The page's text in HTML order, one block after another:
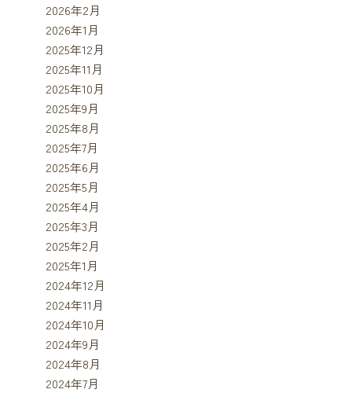
2026年2月
2026年1月
2025年12月
2025年11月
2025年10月
2025年9月
2025年8月
2025年7月
2025年6月
2025年5月
2025年4月
2025年3月
2025年2月
2025年1月
2024年12月
2024年11月
2024年10月
2024年9月
2024年8月
2024年7月